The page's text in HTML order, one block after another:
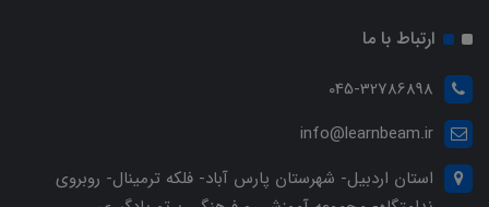
ارتباط با ما
045-32786898
info@learnbeam.ir
استان اردبیل- شهرستان پارس آباد- فلکه ترمینال- روبروی